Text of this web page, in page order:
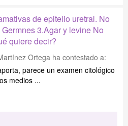
de epitelio uretral. No
3.Agar y levine No
quiere decir?
Ortega ha contestado a:
parece un examen citológico
medios ...